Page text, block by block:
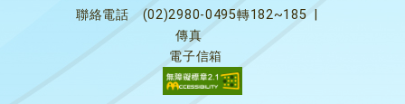
聯絡電話
(02)2980-0495轉182~185
傳真
電子信箱